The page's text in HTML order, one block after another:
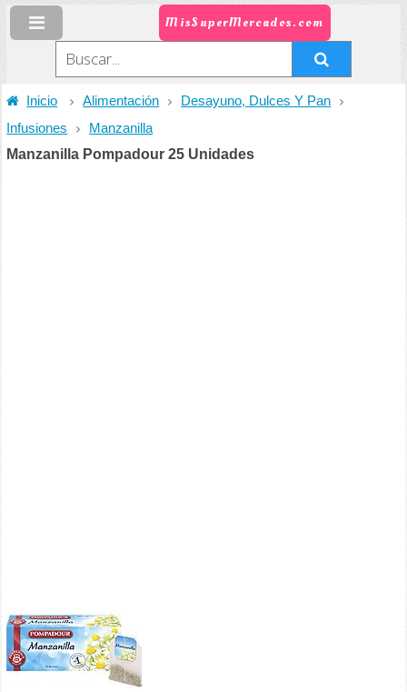
MisSuperMercados.com
Inicio Alimentación
Desayuno, Dulces Y Pan
Infusiones
Manzanilla
Manzanilla Pompadour 25 Unidades